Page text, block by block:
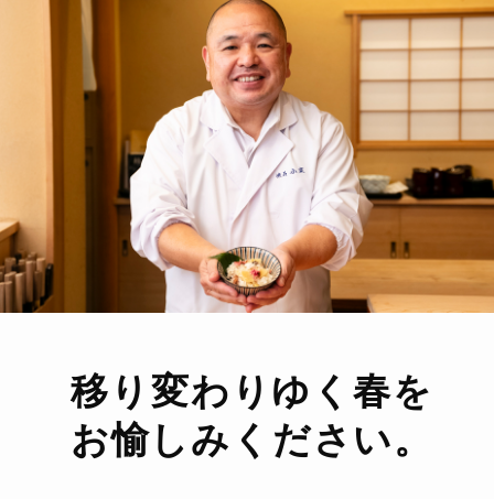
移り変わりゆく春を
お愉しみください。